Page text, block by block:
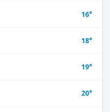
16°
18°
19°
20°